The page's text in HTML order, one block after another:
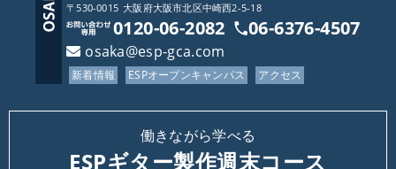
〒530-0015 大阪府大阪市北区中崎西2-5-18
0120-06-2082 06-6376-4507
osaka@esp-gca.com
新着情報 ESPオープンキャンパス アクセス
働きながら学べる
ESPギター製作週末コース